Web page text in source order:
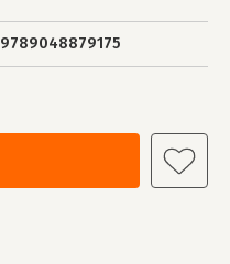
9789048879175